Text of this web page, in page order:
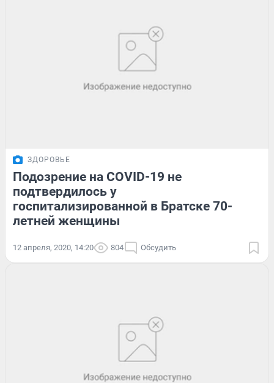
ЗДОРОВЬЕ
Подозрение на COVID-19 не
подтвердилось у
госпитализированной в Братске 70-
летней женщины
12 апреля, 2020, 14:20 804 Обсудить